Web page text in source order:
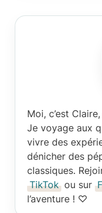
Moi, c’est Claire
Je voyage aux
vivre des
dénicher des
classiques.
TikTok ou sur
l’aventure ! ♡